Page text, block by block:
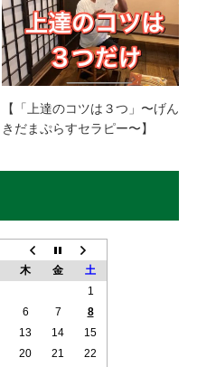
【「上達のコツは３つ」〜げん
きだまぷらすセラピー〜】
木 金
土
1
6 7
8
13 14
15
20 21
22